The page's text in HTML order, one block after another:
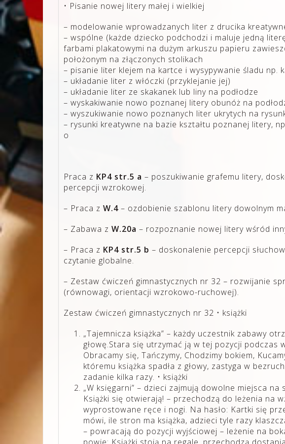
• Pisanie nowej litery małej i wielkiej
– modelowanie wprowadzanych liter z drucika
– wspólne (każde dziecko podchodzi i maluje jedną
farbami plakatowymi na dużym arkuszu papieru
położonym na złączonych stolikach
– pisanie liter klejem na kartce i wysypywanie śladu np.
– układanie liter z włóczki (przyklejanie jej)
– układanie liter ze skakanek lub liny na podłodze
– wyskakiwanie nowo poznanej litery obunóż na
– wyszukiwanie nowo poznanych liter ukrytych na
– rysunki kreatywne na bazie kształtu poznanej litery,
o
Praca z KP4 str.5 a – poszukiwanie grafemu litery,
percepcji wzrokowej.
– Praca z W.4 – ozdobienie szablonu litery dowolnym
– Zabawa z W.20a – rozpoznanie nowej litery wśród
– Praca z KP4 str.5 b – doskonalenie percepcji
czytanie globalne.
– Zestaw ćwiczeń gimnastycznych nr 32 – rozwijanie
(równowagi, orientacji wzrokowo-ruchowej).
Zestaw ćwiczeń gimnastycznych nr 32 • książki
„Tajemnicza książka” – każdy uczestnik zabawy
głowę.Stara się utrzymać ją w tej pozycji podczas
Obracamy się, Tańczymy, Chodzimy bokiem,
któremu książka spadła z głowy, zastyga w
zadanie kilka razy. • książki
„W księgarni” – dzieci zajmują dowolne miejsca na
Książki się otwierają! – przechodzą do leżenia na
wyprostowane ręce i nogi. Na hasło: Kartki się
mówi, ile stron ma książka, adzieci tyle razy
– powracają do pozycji wyjściowej – leżenie na